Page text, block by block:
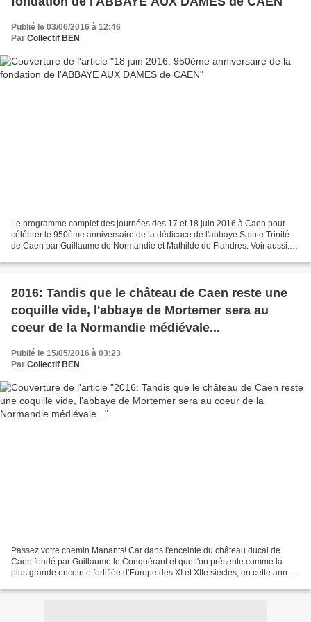
Publié le 03/06/2016 à 12:46
Par Collectif BEN
Le programme complet des journées des 17 et 18 juin 2016 à Caen pour
célébrer le 950ème anniversaire de la dédicace de l'abbaye Sainte Trinité
de Caen par Guillaume de Normandie et Mathilde de Flandres: Voir aussi:
2016: Tandis que le château de Caen reste une
coquille vide, l'abbaye de Mortemer sera au
coeur de la Normandie médiévale...
Publié le 15/05/2016 à 03:23
Par Collectif BEN
Passez votre chemin Manants! Car dans l'enceinte du château ducal de
Caen fondé par Guillaume le Conquérant et que l'on présente comme la
plus grande enceinte fortifiée d'Europe des XI et XIIe siècles, en cette année